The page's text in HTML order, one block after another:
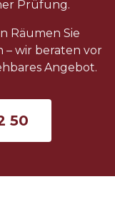
Prüfung.
Räumen Sie
– wir beraten vor
Angebot.
50